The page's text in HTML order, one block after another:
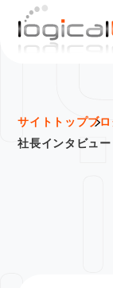
サイトトップブ
社長インタビュ